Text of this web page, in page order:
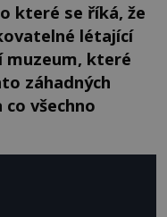
které se říká, že
létající
muzeum, které
záhadných
všechno